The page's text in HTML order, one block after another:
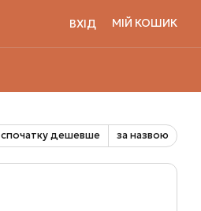
ВХІД МІЙ КОШИК
спочатку дешевше за назвою